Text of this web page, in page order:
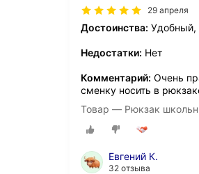
29 апреля
Достоинства: Удобный,
Недостатки: Нет
Комментарий: Очень
сменку носить в
Товар — Рюкзак
Евгений К.
32 отзыва